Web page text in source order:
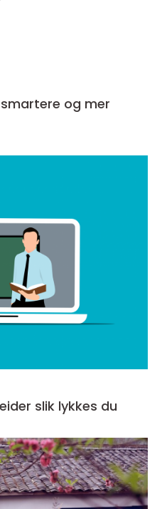
Fagprøve helsefagarbeider slik lykkes du